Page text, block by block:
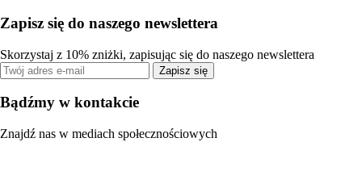
Zapisz się do naszego newslettera
Skorzystaj z 10% zniżki, zapisując się do naszego newslettera
Zapisz się
Bądźmy w kontakcie
Znajdź nas w mediach społecznościowych